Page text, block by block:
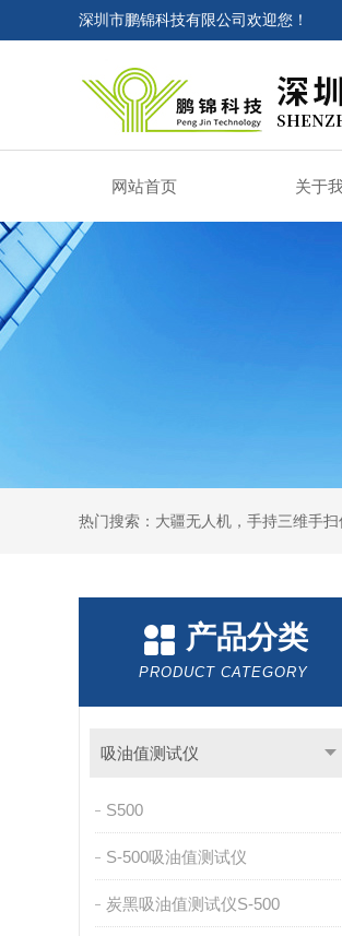
深圳市鹏锦科技有限公司欢迎您！
网站首页 关于
热门搜索：大疆无人机，手持三维手
产品分类
PRODUCT CATEGORY
吸油值测试仪
S500
S-500吸油值测试仪
炭黑吸油值测试仪S-500